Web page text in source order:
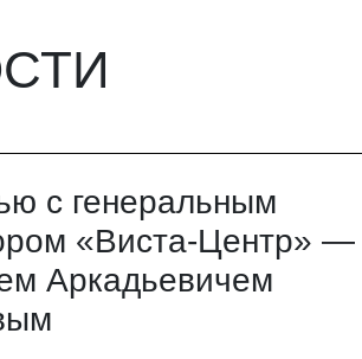
с генеральным
«Виста-Центр» —
Аркадьевичем